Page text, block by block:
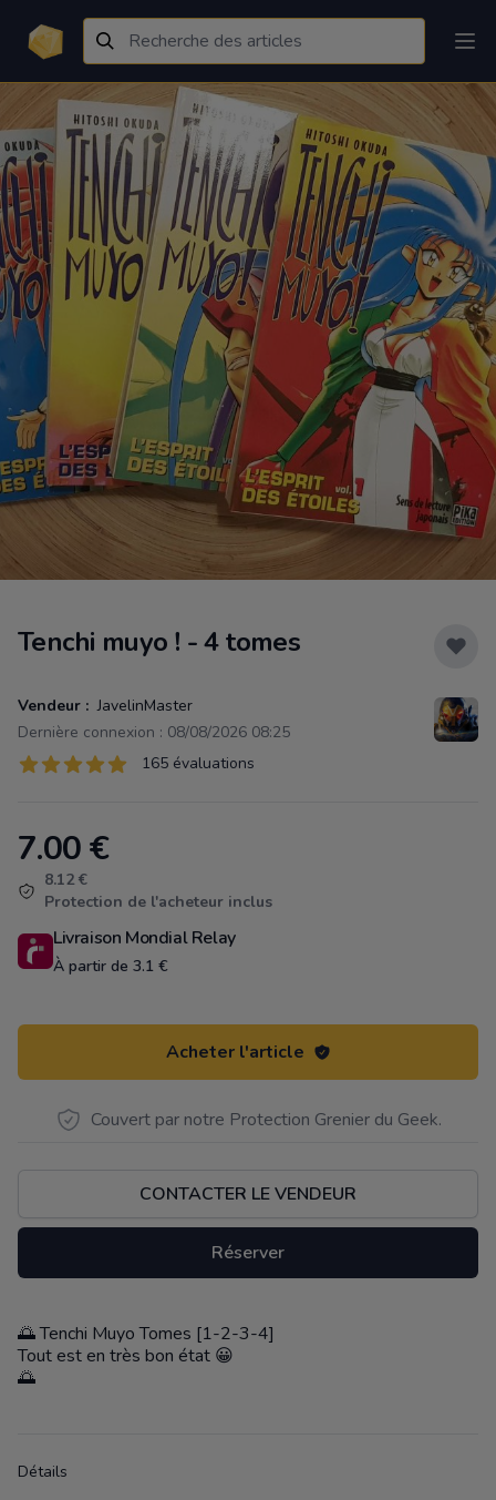
Tenchi muyo ! - 4 tomes
Vendeur : JavelinMaster
Dernière connexion : 08/08/2026 08:25
Évaluations
165 sur 5 étoiles165 évaluations
Product information
7.00€
8.12 €
Protection de l'acheteur inclus
Livraison Mondial Relay
À partir de 3.1 €
Acheter l'article
Couvert par notre Protection Grenier du Geek.
CONTACTER LE VENDEUR
Réserver
Description
🌅 Tenchi Muyo Tomes [1-2-3-4]
Tout est en très bon état 😀
🌅
Détails